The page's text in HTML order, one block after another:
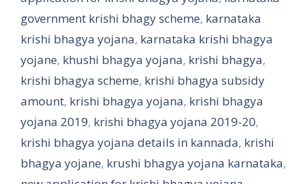
government krishi bhagy scheme, karnataka
krishi bhagya yojana, karnataka krishi bhagya
yojane, khushi bhagya yojana, krishi bhagya,
krishi bhagya scheme, krishi bhagya subsidy
amount, krishi bhagya yojana, krishi bhagya
yojana 2019, krishi bhagya yojana 2019-20,
krishi bhagya yojana details in kannada, krishi
bhagya yojane, krushi bhagya yojana karnataka,